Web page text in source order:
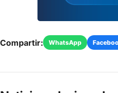
Compartir: WhatsApp